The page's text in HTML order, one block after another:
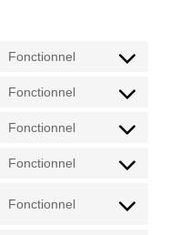
Fonctionnel
Consent
wordfence
Fonctionnel
Consent
wordpress
Fonctionnel
Consent
woocommerce
Fonctionnel
Consent
service
Fonctionnel
Consent